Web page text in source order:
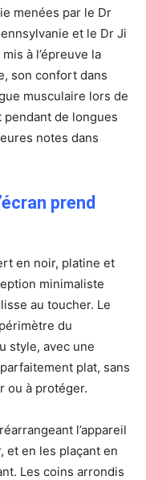
menées par le Dr
et le Dr Ji
à l’épreuve la
son confort dans
musculaire lors de
de longues
notes dans
prend
en noir, platine et
minimaliste
au toucher. Le
du
style, avec une
plat, sans
ou à protéger.
l’appareil
et en les plaçant en
Les coins arrondis